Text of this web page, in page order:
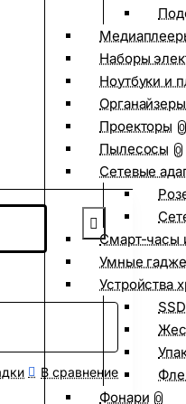
Наборы
Ноутбуки и
Проекторы 0
Пылесосы 0
Сетевые
Смарт-часы
Умные
Устройства
Фонари 0
В сравнение